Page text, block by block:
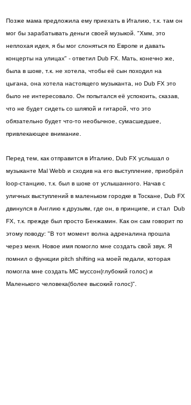
Позже мама предложила ему приехать в Италию, т.к. там он
мог бы зарабатывать деньги своей музыкой. "Хмм, это
неплохая идея, я бы мог слоняться по Европе и давать
концерты на улицах" - ответил Dub FX. Мать, конечно же,
была в шоке, т.к. не хотела, чтобы её сын походил на
цыгана, она хотела настоящего музыканта, но Dub FX это
было не интересовало. Он попытался её успокоить, сказав,
что не будет сидеть со шляпой и гитарой, что это
обязательно будет что-то необычное, сумасшедшее,
привлекающее внимание.
Перед тем, как отправится в Италию, Dub FX услышал о
музыканте Mal Webb и сходив на его выступление, приобрёл
loop-станцию, т.к. был в шоке от услышанного. Начав с
уличных выступлений в маленьком городке в Тоскане, Dub FX
двинулся в Англию к друзьям, где он, в принципе, и стал Dub
FX, т.к. прежде был просто Бенжамин. Как он сам говорит по
этому поводу: "В тот момент волна адреналина прошла
через меня. Новое имя помогло мне создать свой звук. Я
помнил о функции pitch shifting на моей педали, которая
помогла мне создать MC муссон(глубокий голос) и
Маленького человека(более высокий голос)".